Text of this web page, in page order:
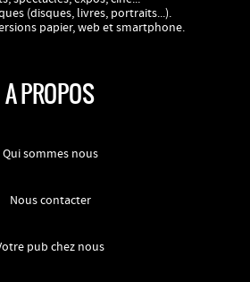
(disques, livres, portraits...).
papier, web et smartphone.
A PROPOS
Qui sommes nous
Nous contacter
pub chez nous